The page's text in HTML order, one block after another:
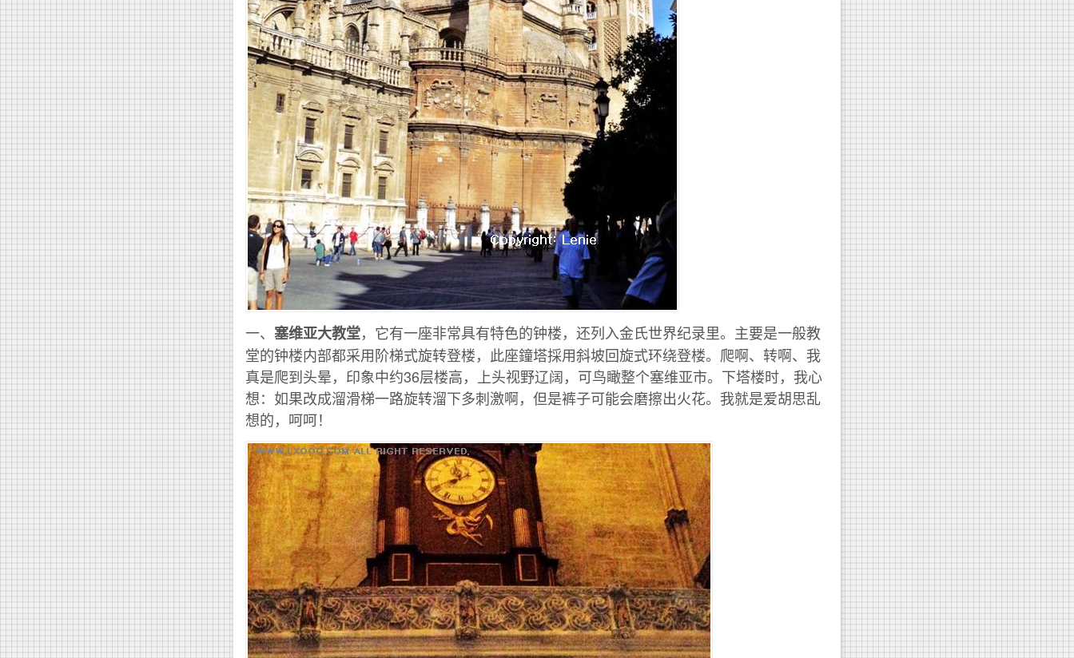
一、 塞维亚大教堂，它有一座非常具有特色的钟楼，还列入金氏世界纪录里。主要是一般教
堂的钟楼内部都采用阶梯式旋转登楼，此座鐘塔採用斜坡回旋式环绕登楼。爬啊、转啊、我
真是爬到头晕，印象中约36层楼高，上头视野辽阔，可鸟瞰整个塞维亚市。下塔楼时，我心
想：如果改成溜滑梯一路旋转溜下多刺激啊，但是裤子可能会磨擦出火花。我就是爱胡思乱
想的，呵呵！